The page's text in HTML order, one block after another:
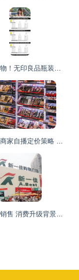
疑含致癌物！无印良品瓶装水全球召回事件与日用百货销售信任启示
日用百货商家自播定价策略 抖音知识点第125期深度解析
日用百货销售 消费升级背景下的零售新机遇与挑战